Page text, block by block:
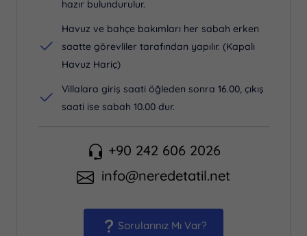
hazır bulundurulur.
Havuz ve bahçe bakımları her sabah erken
saatte görevliler tarafından yapılır. (Kapalı
Havuz Hariç)
Villalara giriş saati öğleden sonra 16.00, çıkış
saati ise sabah 10.00 dur.
+90 242 606 2026
info@neredetatil.net
Sorularınız Mı Var?